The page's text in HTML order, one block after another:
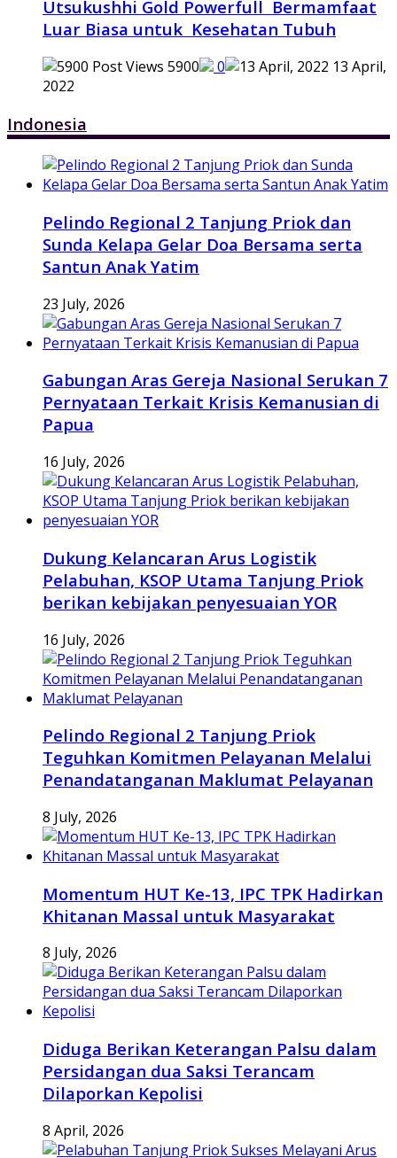
Utsukushhi Gold Powerfull Bermamfaat
Luar Biasa untuk Kesehatan Tubuh
5900 0
13 April,
2022
Indonesia
Pelindo Regional 2 Tanjung Priok dan
Sunda Kelapa Gelar Doa Bersama serta
Santun Anak Yatim
23 July, 2026
Gabungan Aras Gereja Nasional Serukan 7
Pernyataan Terkait Krisis Kemanusian di
Papua
16 July, 2026
Dukung Kelancaran Arus Logistik
Pelabuhan, KSOP Utama Tanjung Priok
berikan kebijakan penyesuaian YOR
16 July, 2026
Pelindo Regional 2 Tanjung Priok
Teguhkan Komitmen Pelayanan Melalui
Penandatanganan Maklumat Pelayanan
8 July, 2026
Momentum HUT Ke-13, IPC TPK Hadirkan
Khitanan Massal untuk Masyarakat
8 July, 2026
Diduga Berikan Keterangan Palsu dalam
Persidangan dua Saksi Terancam
Dilaporkan Kepolisi
8 April, 2026